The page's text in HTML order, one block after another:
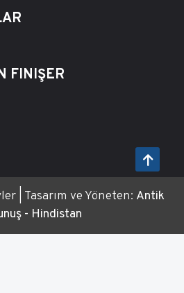
FINIŞER
| Tasarım ve Yöneten: Antik
- Hindistan